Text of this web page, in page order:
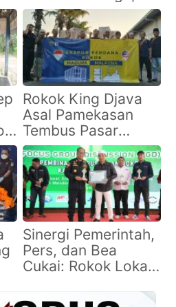
Dorong Penegakan
Cukai yang
Transparan dan
Efektif
Rokok King Djava
Asal Pamekasan
Tembus Pasar
Malaysia, Jadi
Primadona Ekspor
Sinergi Pemerintah,
Pers, dan Bea
Cukai: Rokok Lokal
Kelas